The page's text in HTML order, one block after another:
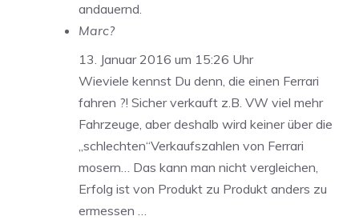
andauernd.
Marc?
13. Januar 2016 um 15:26 Uhr
Wieviele kennst Du denn, die einen Ferrari
fahren ?! Sicher verkauft z.B. VW viel mehr
Fahrzeuge, aber deshalb wird keiner über die
„schlechten“Verkaufszahlen von Ferrari
mosern… Das kann man nicht vergleichen,
Erfolg ist von Produkt zu Produkt anders zu
ermessen …